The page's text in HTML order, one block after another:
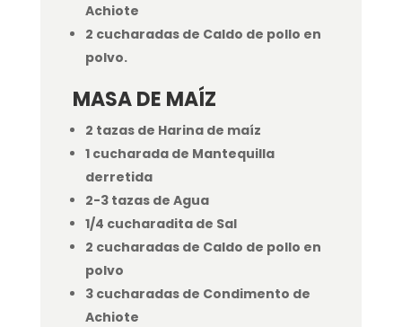
Achiote
2 cucharadas de Caldo de pollo en
polvo.
MASA DE MAÍZ
2 tazas de Harina de maíz
1 cucharada de Mantequilla
derretida
2-3 tazas de Agua
1/4 cucharadita de Sal
2 cucharadas de Caldo de pollo en
polvo
3 cucharadas de Condimento de
Achiote